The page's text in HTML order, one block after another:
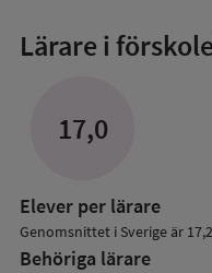
Lärare i
17,0
Elever per lärare
Genomsnittet i Sverige är 17,2
Behöriga lärare